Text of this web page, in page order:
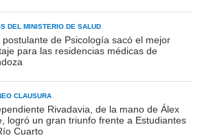
DEL MINISTERIO DE SALUD
postulante de Psicología sacó el mejor
para las residencias médicas de
CLAUSURA
Rivadavia, de la mano de Álex
logró un gran triunfo frente a Estudiantes
Cuarto